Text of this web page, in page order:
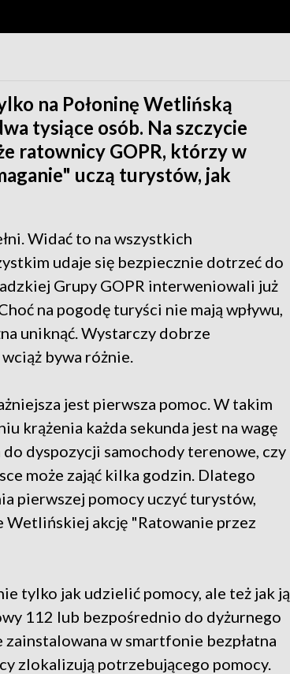
na Połoninę Wetlińską
tysiące osób. Na szczycie
ratownicy GOPR, którzy w
uczą turystów, jak
Widać to na wszystkich
udaje się bezpiecznie dotrzeć do
Grupy GOPR interweniowali już
na pogodę turyści nie mają wpływu,
uniknąć. Wystarczy dobrze
bywa różnie.
jest pierwsza pomoc. W takim
krążenia każda sekunda jest na wagę
do dyspozycji samochody terenowe, czy
może zająć kilka godzin. Dlatego
pierwszej pomocy uczyć turystów,
Wetlińskiej akcję "Ratowanie przez
tylko jak udzielić pomocy, ale też jak ją
112 lub bezpośrednio do dyżurnego
w smartfonie bezpłatna
zlokalizują potrzebującego pomocy.